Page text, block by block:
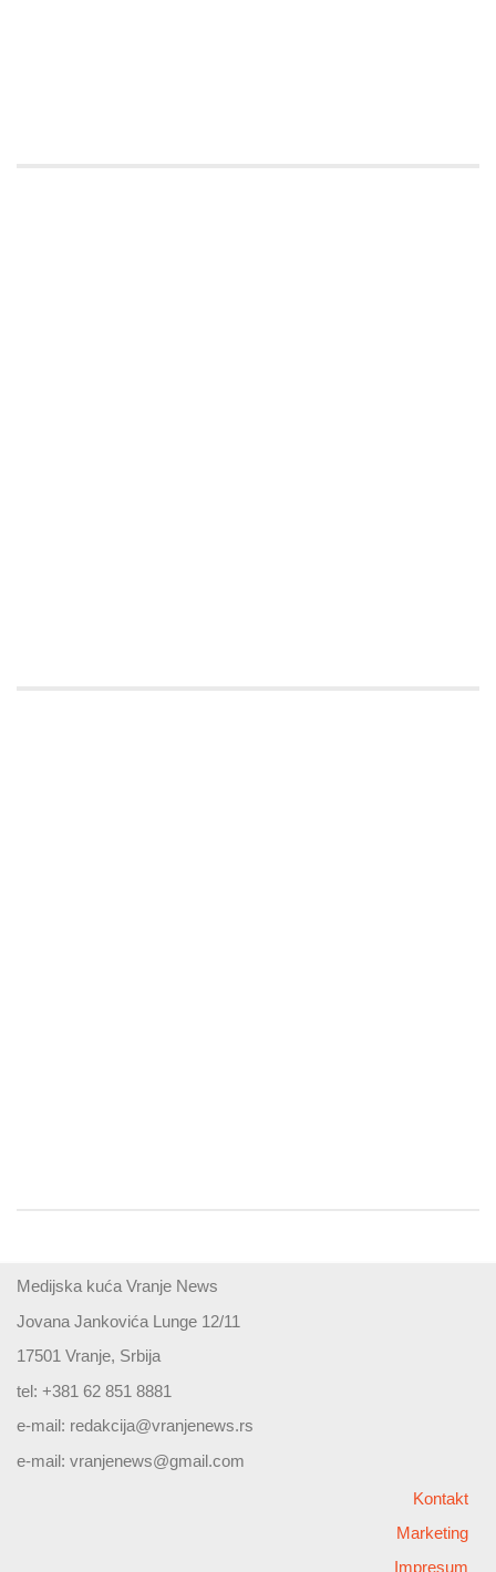
Medijska kuća Vranje News
Jovana Jankovića Lunge 12/11
17501 Vranje, Srbija
tel: +381 62 851 8881
e-mail: redakcija@vranjenews.rs
e-mail: vranjenews@gmail.com
Kontakt
Marketing
Impresum